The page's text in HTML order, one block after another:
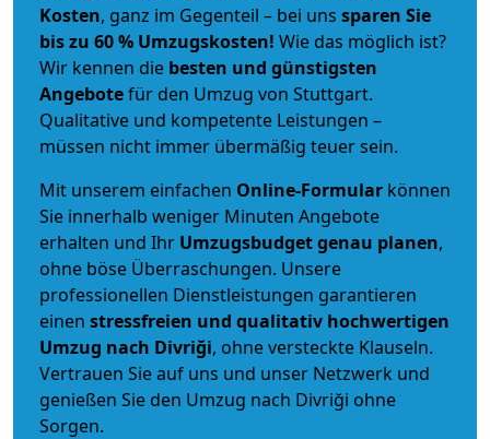
Kosten, ganz im Gegenteil – bei uns sparen Sie
bis zu 60 % Umzugskosten! Wie das möglich ist?
Wir kennen die besten und günstigsten
Angebotefür den Umzug von Stuttgart.
Qualitative und kompetente Leistungen –
müssen nicht immer übermäßig teuer sein.
Mit unserem einfachen Online-Formular können
Sie innerhalb weniger Minuten Angebote
erhalten und Ihr Umzugsbudgetgenau planen,
ohne böse Überraschungen. Unsere
professionellen Dienstleistungen garantieren
einen stressfreien und qualitativ hochwertigen
Umzug nach Divriği, ohne versteckte Klauseln.
Vertrauen Sie auf uns und unser Netzwerk und
genießen Sie den Umzug nach Divriği ohne
Sorgen.